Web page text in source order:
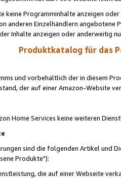
keine Programminhalte anzeigen
anderen Einzelhändlern
Inhalte anzeigen oder anderweitig
Produktkatalog für das
und vorbehaltlich der in diesem
der auf einer Amazon-Website
Home Services keine weiteren
sind die folgenden Artikel und
Produkte"):
die auf einer Webseite